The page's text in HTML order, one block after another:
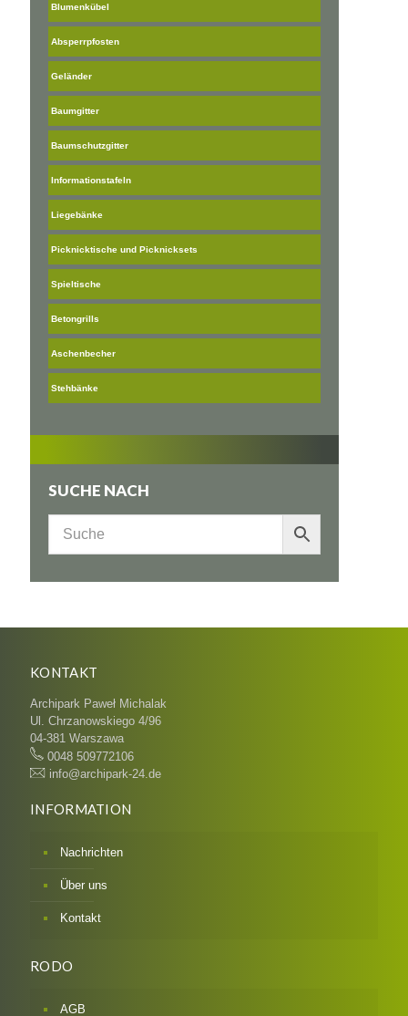
Blumenkübel
Absperrpfosten
Geländer
Baumgitter
Baumschutzgitter
Informationstafeln
Liegebänke
Picknicktische und Picknicksets
Spieltische
Betongrills
Aschenbecher
Stehbänke
SUCHE NACH
KONTAKT
Archipark Paweł Michalak
Ul. Chrzanowskiego 4/96
04-381 Warszawa
0048 509772106
info@archipark-24.de
INFORMATION
Nachrichten
Über uns
Kontakt
RODO
AGB